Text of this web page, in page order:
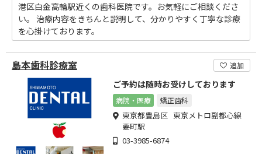
港区白金高輪駅近くの歯科医院です。お気軽にご相談くださ
い。 治療内容をきちんと説明して、分かりやすく丁寧な診療
を心掛けております。
島本歯科診療室 追加
ご予約は随時お受けしております
病院・医療 矯正歯科
東京都豊島区 東京メトロ副都心線
要町駅
03-3985-6874